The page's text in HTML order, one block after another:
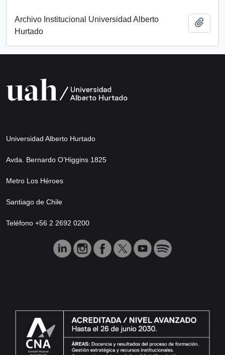
Archivo Institucional Universidad Alberto
Hurtado
Universidad Alberto Hurtado
Avda. Bernardo O’Higgins 1825
Metro Los Héroes
Santiago de Chile
Teléfono +56 2 2692 0200